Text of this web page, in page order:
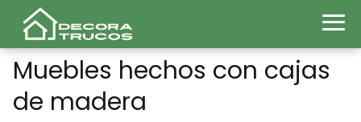
Muebles hechos con cajas
de madera